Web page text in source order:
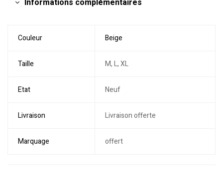
Couleur Beige
Taille M, L, XL
Etat Neuf
Livraison Livraison offerte
Marquage offert